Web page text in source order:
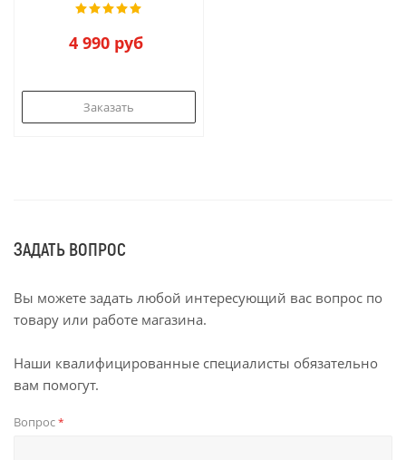
4 990руб
Заказать
ЗАДАТЬ ВОПРОС
Вы можете задать любой интересующий вас вопрос по
товару или работе магазина.
Наши квалифицированные специалисты обязательно
вам помогут.
Вопрос*